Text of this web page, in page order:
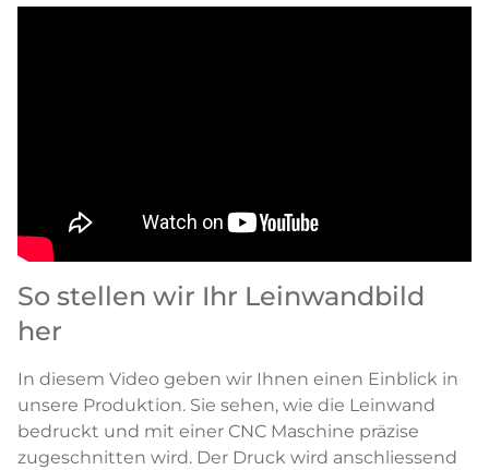
So stellen wir Ihr Leinwandbild
her
In diesem Video geben wir Ihnen einen Einblick in
unsere Produktion. Sie sehen, wie die Leinwand
bedruckt und mit einer CNC Maschine präzise
zugeschnitten wird. Der Druck wird anschliessend